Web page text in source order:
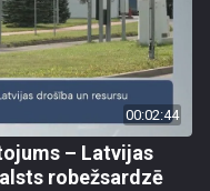
00:02:44
– Latvijas
robežsardzē